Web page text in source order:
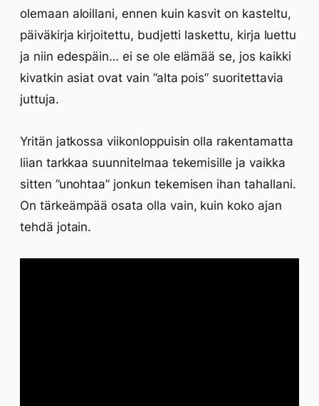
olemaan aloillani, ennen kuin kasvit on kasteltu,
päiväkirja kirjoitettu, budjetti laskettu, kirja luettu
ja niin edespäin… ei se ole elämää se, jos kaikki
kivatkin asiat ovat vain ”alta pois” suoritettavia
juttuja.
Yritän jatkossa viikonloppuisin olla rakentamatta
liian tarkkaa suunnitelmaa tekemisille ja vaikka
sitten ”unohtaa” jonkun tekemisen ihan tahallani.
On tärkeämpää osata olla vain, kuin koko ajan
tehdä jotain.